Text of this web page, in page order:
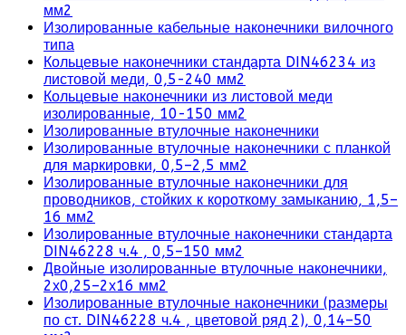
мм2
Изолированные кабельные наконечники вилочного
типа
Кольцевые наконечники стандарта DIN46234 из
листовой меди, 0,5-240 мм2
Кольцевые наконечники из листовой меди
изолированные, 10-150 мм2
Изолированные втулочные наконечники
Изолированные втулочные наконечники с планкой
для маркировки, 0,5–2,5 мм2
Изолированные втулочные наконечники для
проводников, стойких к короткому замыканию, 1,5–
16 мм2
Изолированные втулочные наконечники стандарта
DIN46228 ч.4 , 0,5–150 мм2
Двойные изолированные втулочные наконечники,
2х0,25–2х16 мм2
Изолированные втулочные наконечники (размеры
по ст. DIN46228 ч.4 , цветовой ряд 2), 0,14–50